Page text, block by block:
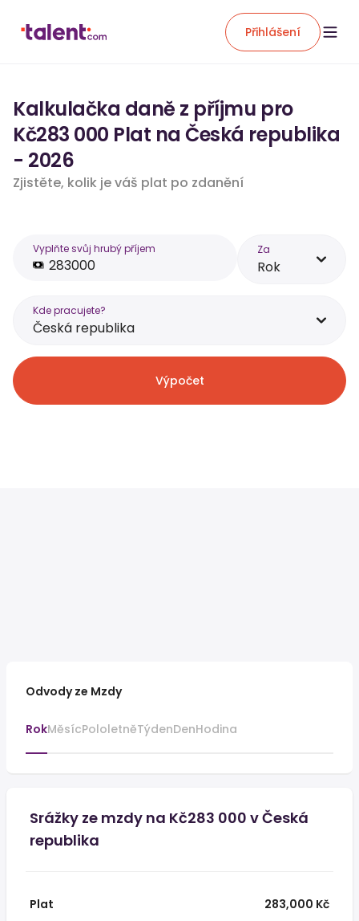
Přihlášení
Kalkulačka daně z příjmu pro
Kč283 000 Plat na Česká republika
- 2026
Zjistěte, kolik je váš plat po zdanění
Vyplňte svůj hrubý příjem Za
Rok
Kde pracujete?
Česká republika
Výpočet
Odvody ze Mzdy
RokMěsícPololetněTýdenDenHodina
Srážky ze mzdy na Kč283 000 v Česká
republika
Plat
283,000 Kč